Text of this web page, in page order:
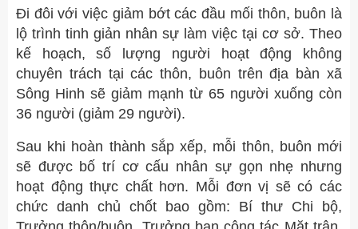
Đi đôi với việc giảm bớt các đầu mối thôn, buôn là
lộ trình tinh giản nhân sự làm việc tại cơ sở. Theo
kế hoạch, số lượng người hoạt động không
chuyên trách tại các thôn, buôn trên địa bàn xã
Sông Hinh sẽ giảm mạnh từ 65 người xuống còn
36 người (giảm 29 người).
Sau khi hoàn thành sắp xếp, mỗi thôn, buôn mới
sẽ được bố trí cơ cấu nhân sự gọn nhẹ nhưng
hoạt động thực chất hơn. Mỗi đơn vị sẽ có các
chức danh chủ chốt bao gồm: Bí thư Chi bộ,